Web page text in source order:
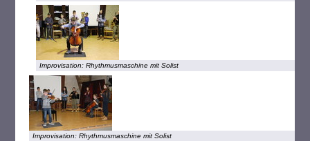
Improvisation: Rhythmusmaschine mit Solist
Improvisation: Rhythmusmaschine mit Solist